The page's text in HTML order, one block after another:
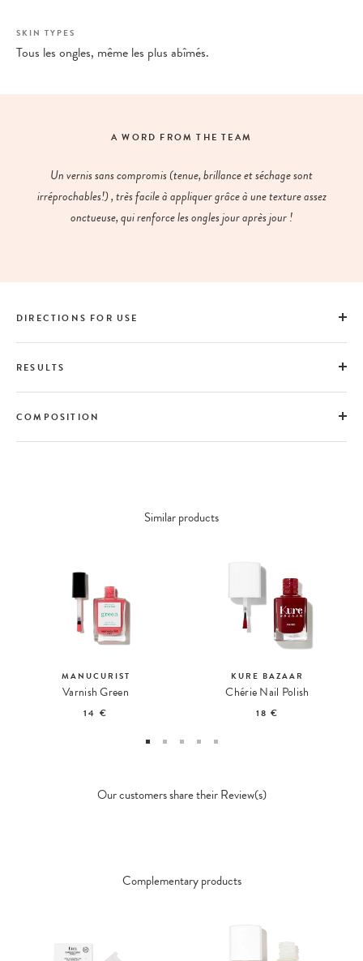
SKIN TYPES
Tous les ongles, même les plus abîmés.
A WORD FROM THE TEAM
Un vernis sans compromis (tenue, brillance et séchage sont
irréprochables!) , très facile à appliquer grâce à une texture assez
onctueuse, qui renforce les ongles jour après jour !
DIRECTIONS FOR USE
RESULTS
COMPOSITION
Similar products
MANUCURIST
Varnish Green
14 €
KURE BAZAAR
Chérie Nail Polish
18 €
Our customers share their Review(s)
Complementary products